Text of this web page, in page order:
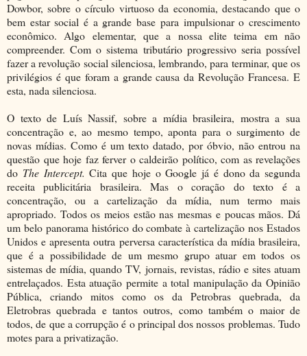
Dowbor, sobre o círculo virtuoso da economia, destacando que o
bem estar social é a grande base para impulsionar o crescimento
econômico. Algo elementar, que a nossa elite teima em não
compreender. Com o sistema tributário progressivo seria possível
fazer a revolução social silenciosa, lembrando, para terminar, que os
privilégios é que foram a grande causa da Revolução Francesa. E
esta, nada silenciosa.
O texto de Luís Nassif, sobre a mídia brasileira, mostra a sua
concentração e, ao mesmo tempo, aponta para o surgimento de
novas mídias. Como é um texto datado, por óbvio, não entrou na
questão que hoje faz ferver o caldeirão político, com as revelações
do The Intercept.Cita que hoje o Google já é dono da segunda
receita publicitária brasileira. Mas o coração do texto é a
concentração, ou a cartelização da mídia, num termo mais
apropriado. Todos os meios estão nas mesmas e poucas mãos. Dá
um belo panorama histórico do combate à cartelização nos Estados
Unidos e apresenta outra perversa característica da mídia brasileira,
que é a possibilidade de um mesmo grupo atuar em todos os
sistemas de mídia, quando TV, jornais, revistas, rádio e sites atuam
entrelaçados. Esta atuação permite a total manipulação da Opinião
Pública, criando mitos como os da Petrobras quebrada, da
Eletrobras quebrada e tantos outros, como também o maior de
todos, de que a corrupção é o principal dos nossos problemas. Tudo
motes para a privatização.